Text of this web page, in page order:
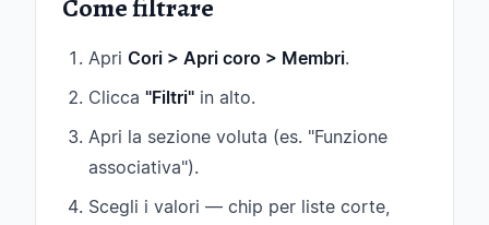
Come filtrare
Apri Cori > Apri coro > Membri.
Clicca "Filtri" in alto.
Apri la sezione voluta (es. "Funzione
associativa").
Scegli i valori — chip per liste corte,